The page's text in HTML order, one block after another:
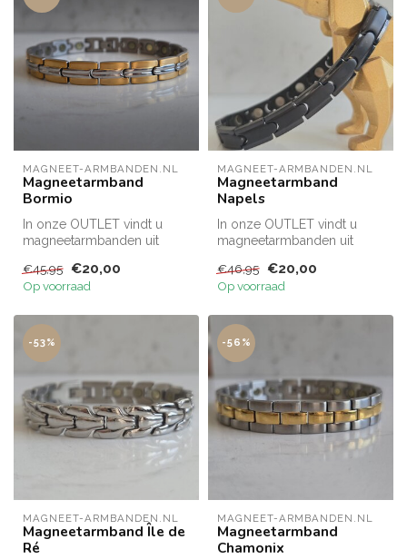
MAGNEET-ARMBANDEN.NL
Magneetarmband
Bormio
In onze OUTLET vindt u
magneetarmbanden uit
gereduceerd t...
€45,95 €20,00
Op voorraad
MAGNEET-ARMBANDEN.NL
Magneetarmband
Napels
In onze OUTLET vindt u
magneetarmbanden uit
gereduceerd t...
€46,95 €20,00
Op voorraad
-53%
MAGNEET-ARMBANDEN.NL
Magneetarmband Île de
Ré
-56%
MAGNEET-ARMBANDEN.NL
Magneetarmband
Chamonix